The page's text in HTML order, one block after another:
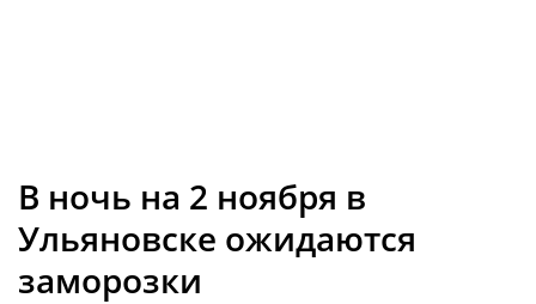
В ночь на 2 ноября в
Ульяновске ожидаются
заморозки